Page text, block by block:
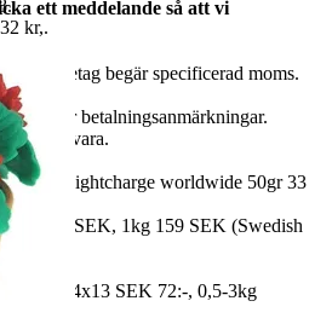
ett meddelande så att vi
ni företag begär specificerad moms.
inte har betalningsanmärkningar.
vara.
Freightcharge worldwide 50gr 33
109 SEK, 1kg 159 SEK (Swedish
35x24x13 SEK 72:-, 0,5-3kg
144:-
.
32 kr,.